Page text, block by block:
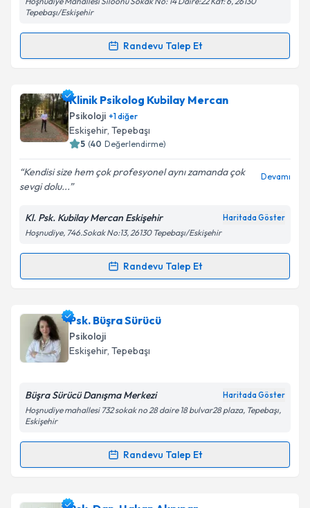
Metni'ni okudum ve kişisel verilerimin belirtilen
Hoşnudiye Mahallesi Siloönü Sokak No: 14 Daire:22 Kat: 6, 26130
Tepebaşı/Eskişehir
Randevu Talep Et
Randevu Takvimi Talebi
Psk. Elif Begüm Cavakiçin randevu takvimi talebi
oluşturun. Size bu uzmandan randevu almanız için bir
takvim hazırlandığında e-posta ile bilgilendireceğiz.
E-posta Adresiniz
Kişisel verilerimin işlenmesine ilişkinAydınlatma
kapsamda işlenmesini kabul ediyorum.
Klinik Psikolog Kubilay Mercan
Psikoloji diğer
Eskişehir, Tepebaşı
( Değerlendirme)
Kendisi size hem çok profesyonel aynı zamanda çok
sevgi dolu...
Kl. Psk. Kubilay Mercan Eskişehir
Hoşnudiye, 746.Sokak No:13, 26130 Tepebaşı/Eskişehir
Randevu Talep Et
Randevu Takvimi Talebi
Klinik Psikolog Kubilay Mercan
talebi oluşturun. Size bu uzmandan randevu almanız
için bir takvim hazırlandığında e-posta ile
E-posta Adresiniz
Kişisel verilerimin işlenmesine ilişkinAydınlatma
Psk. Büşra Sürücü
Psikoloji
Eskişehir, Tepebaşı
Büşra Sürücü Danışma Merkezi
Hoşnudiye mahallesi 732 sokak no 28 daire 18 bulvar28 plaza, Tepebaşı,
Eskişehir
Randevu Talep Et
Randevu Takvimi Talebi